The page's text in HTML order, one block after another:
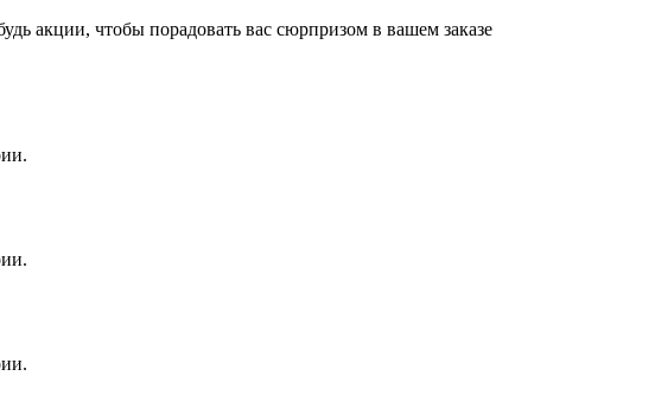
акции, чтобы порадовать вас сюрпризом в вашем заказе